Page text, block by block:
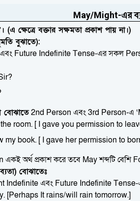
May/Might-এর
(এ ক্ষেত্রে বক্তার সক্ষমতা প্রকাশ পায় না।)
বুঝাতে):
Future Indefinite Tense-এর সকল
বোঝাতে2nd Person এবং 3rd Person-এ
room. [ I gave you permission to
my book. [ I gave her permission to
অর্থ প্রকাশ করে তবে May শব্দটি বেশি
বোঝাতেঃ
Indefinite এবং Future Indefinite Tense-
[Perhaps It rains/will rain tomorrow.]